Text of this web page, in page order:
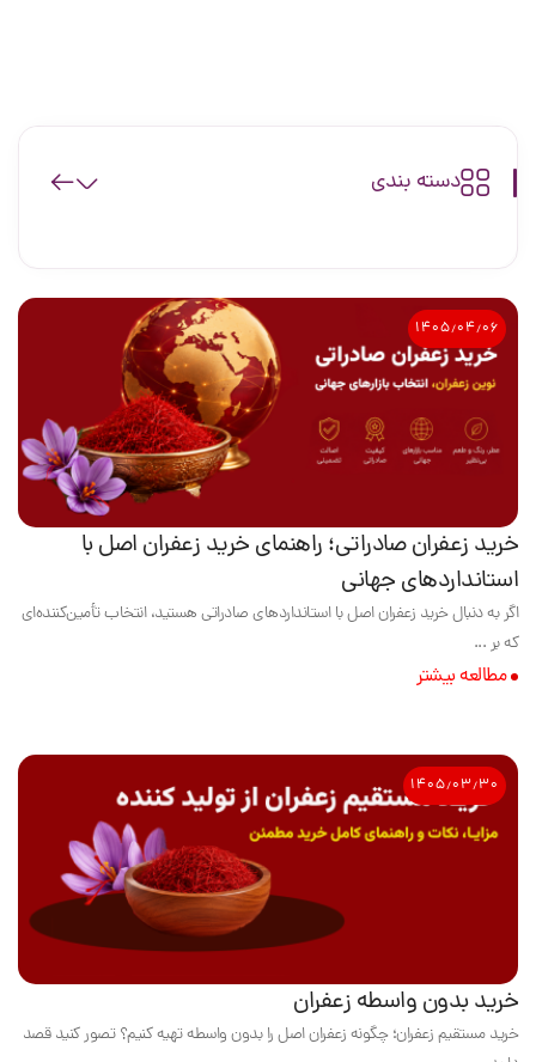
دسته بندی
۱۴۰۵٫۰۴٫۰۶
خرید زعفران صادراتی؛ راهنمای خرید زعفران اصل با
استانداردهای جهانی
اگر به دنبال خرید زعفران اصل با استانداردهای صادراتی هستید، انتخاب تأمین‌کننده‌ای
که بر ...
مطالعه بیشتر
۱۴۰۵٫۰۳٫۳۰
خرید بدون واسطه زعفران
خرید مستقیم زعفران؛ چگونه زعفران اصل را بدون واسطه تهیه کنیم؟ تصور کنید قصد